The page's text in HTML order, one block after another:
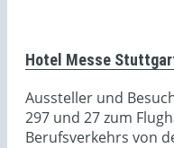
Hotel Messe
Aussteller und
297 und 27 zum
Berufsverkehrs von